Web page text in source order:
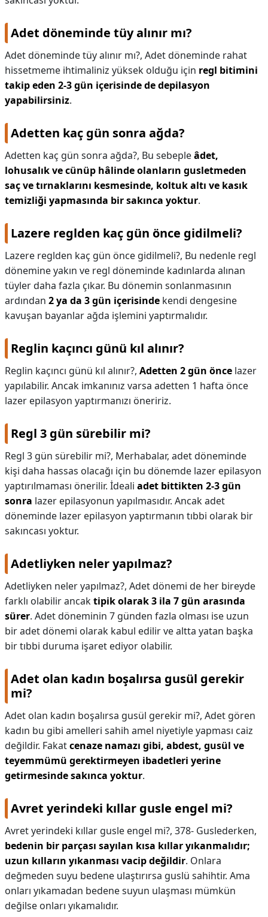
Adet döneminde tüy alınır mı?
Adet döneminde tüy alınır mı?, Adet döneminde rahat
hissetmeme ihtimaliniz yüksek olduğu için regl bitimini
takip eden 2-3 gün içerisinde de depilasyon
yapabilirsiniz.
Adetten kaç gün sonra ağda?
Adetten kaç gün sonra ağda?, Bu sebepleâdet,
lohusalık ve cünüp hâlinde olanların gusletmeden
saç ve tırnaklarını kesmesinde, koltuk altı ve kasık
temizliği yapmasında bir sakınca yoktur.
Lazere reglden kaç gün önce gidilmeli?
Lazere reglden kaç gün önce gidilmeli?, Bu nedenle regl
dönemine yakın ve regl döneminde kadınlarda alınan
tüyler daha fazla çıkar. Bu dönemin sonlanmasının
ardından 2 ya da 3 gün içerisinde kendi dengesine
kavuşan bayanlar ağda işlemini yaptırmalıdır.
Reglin kaçıncı günü kıl alınır?
Reglin kaçıncı günü kıl alınır?, Adetten 2 gün önce lazer
yapılabilir. Ancak imkanınız varsa adetten 1 hafta önce
lazer epilasyon yaptırmanızı öneririz.
Regl 3 gün sürebilir mi?
Regl 3 gün sürebilir mi?, Merhabalar, adet döneminde
kişi daha hassas olacağı için bu dönemde lazer epilasyon
yaptırılmaması önerilir. İdeali adet bittikten 2-3 gün
sonra lazer epilasyonun yapılmasıdır. Ancak adet
döneminde lazer epilasyon yaptırmanın tıbbi olarak bir
sakıncası yoktur.
Adetliyken neler yapılmaz?
Adetliyken neler yapılmaz?, Adet dönemi de her bireyde
farklı olabilir ancaktipik olarak 3 ila 7 gün arasında
sürer. Adet döneminin 7 günden fazla olması ise uzun
bir adet dönemi olarak kabul edilir ve altta yatan başka
bir tıbbi duruma işaret ediyor olabilir.
Adet olan kadın boşalırsa gusül gerekir
mi?
Adet olan kadın boşalırsa gusül gerekir mi?, Adet gören
kadın bu gibi amelleri sahih amel niyetiyle yapması caiz
değildir. Fakatcenaze namazı gibi, abdest, gusül ve
teyemmümü gerektirmeyen ibadetleri yerine
getirmesinde sakınca yoktur.
Avret yerindeki kıllar gusle engel mi?
Avret yerindeki kıllar gusle engel mi?, 378- Guslederken,
bedenin bir parçası sayılan kısa kıllar yıkanmalıdır;
uzun kılların yıkanması vacip değildir. Onlara
değmeden suyu bedene ulaştırırsa guslü sahihtir. Ama
onları yıkamadan bedene suyun ulaşması mümkün
değilse onları yıkamalıdır.